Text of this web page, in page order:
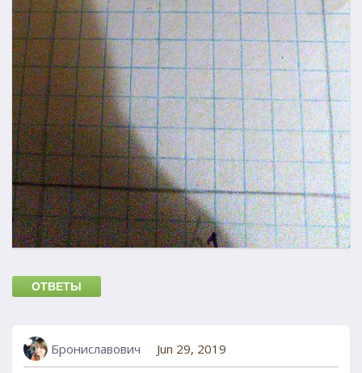
ОТВЕТЫ
Брониславович Jun 29, 2019